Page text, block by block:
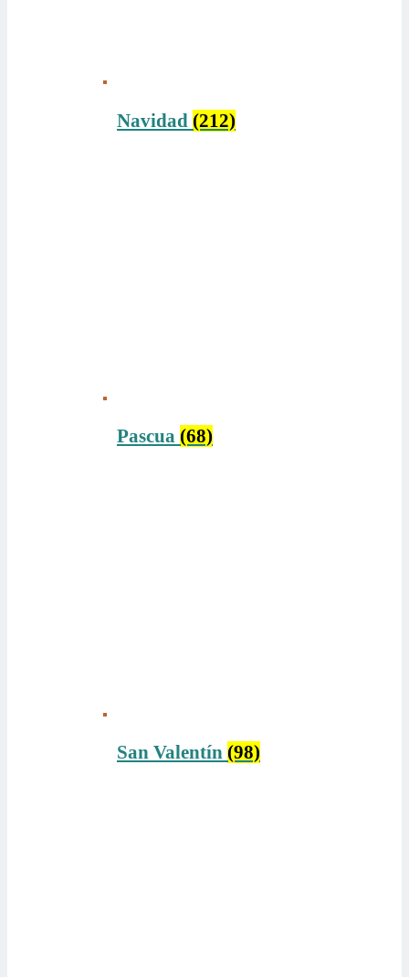
Navidad (212)
Pascua (68)
San Valentín (98)